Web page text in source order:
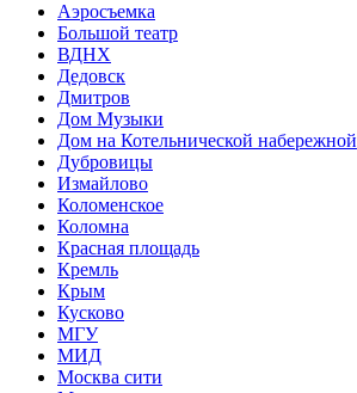
Аэросъемка
Большой театр
ВДНХ
Дедовск
Дмитров
Дом Музыки
Дом на Котельнической набережной
Дубровицы
Измайлово
Коломенское
Коломна
Красная площадь
Кремль
Крым
Кусково
МГУ
МИД
Москва сити